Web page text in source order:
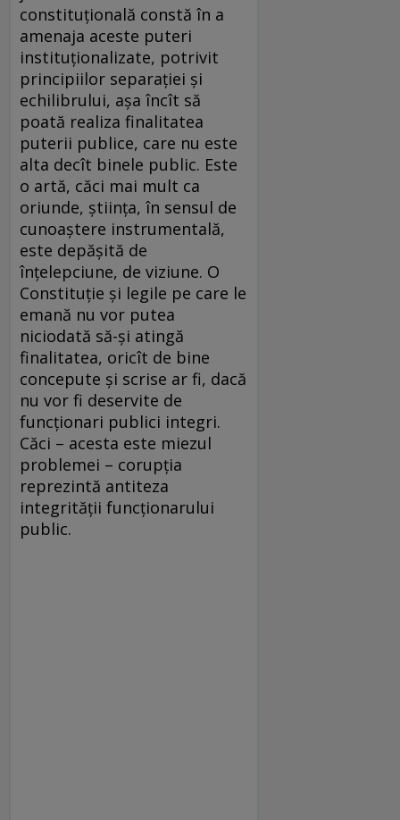
constituțională constă în a
amenaja aceste puteri
instituționalizate, potrivit
principiilor separației și
echilibrului, așa încît să
poată realiza finalitatea
puterii publice, care nu este
alta decît binele public. Este
o artă, căci mai mult ca
oriunde, știința, în sensul de
cunoaștere instrumentală,
este depășită de
înțelepciune, de viziune. O
Constituție și legile pe care le
emană nu vor putea
niciodată să-și atingă
finalitatea, oricît de bine
concepute și scrise ar fi, dacă
nu vor fi deservite de
funcționari publici integri.
Căci – acesta este miezul
problemei – corupția
reprezintă antiteza
integrității funcționarului
public.